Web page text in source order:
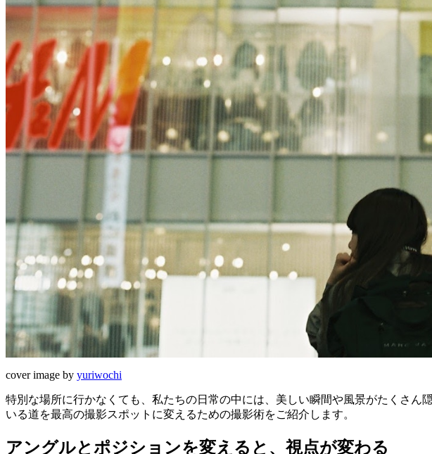
cover image by yuriwochi
特別な場所に行かなくても、私たちの日常の中には、美しい瞬間や風景がたくさ
いる道を最高の撮影スポットに変えるための撮影術をご紹介します。
アングルとポジションを変えると、視点が変わる